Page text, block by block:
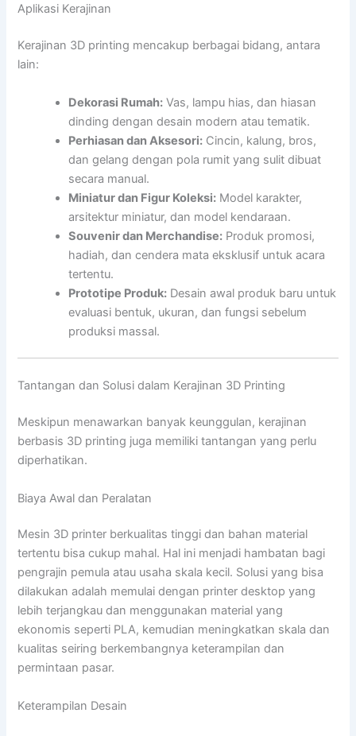
Aplikasi Kerajinan
Kerajinan 3D printing mencakup berbagai bidang, antara
lain:
Dekorasi Rumah: Vas, lampu hias, dan hiasan
dinding dengan desain modern atau tematik.
Perhiasan dan Aksesori: Cincin, kalung, bros,
dan gelang dengan pola rumit yang sulit dibuat
secara manual.
Miniatur dan Figur Koleksi: Model karakter,
arsitektur miniatur, dan model kendaraan.
Souvenir dan Merchandise: Produk promosi,
hadiah, dan cendera mata eksklusif untuk acara
tertentu.
Prototipe Produk: Desain awal produk baru untuk
evaluasi bentuk, ukuran, dan fungsi sebelum
produksi massal.
Tantangan dan Solusi dalam Kerajinan 3D Printing
Meskipun menawarkan banyak keunggulan, kerajinan
berbasis 3D printing juga memiliki tantangan yang perlu
diperhatikan.
Biaya Awal dan Peralatan
Mesin 3D printer berkualitas tinggi dan bahan material
tertentu bisa cukup mahal. Hal ini menjadi hambatan bagi
pengrajin pemula atau usaha skala kecil. Solusi yang bisa
dilakukan adalah memulai dengan printer desktop yang
lebih terjangkau dan menggunakan material yang
ekonomis seperti PLA, kemudian meningkatkan skala dan
kualitas seiring berkembangnya keterampilan dan
permintaan pasar.
Keterampilan Desain